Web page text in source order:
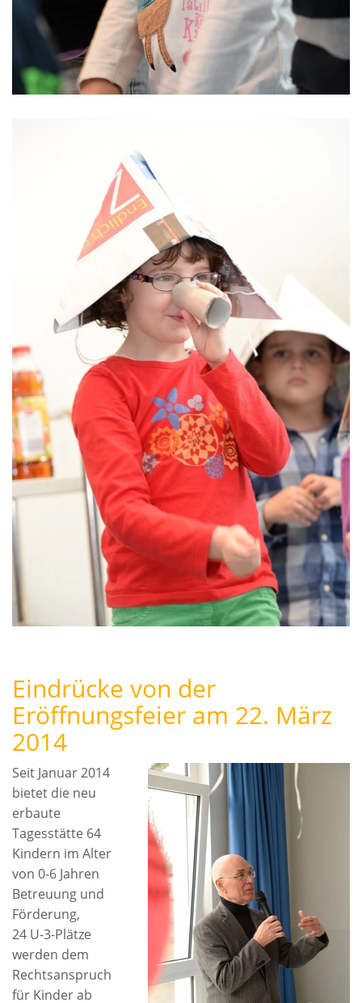
Eindrücke von der
Eröffnungsfeier am 22. März
2014
Seit Januar 2014
bietet die neu
erbaute
Tagesstätte 64
Kindern im Alter
von 0-6 Jahren
Betreuung und
Förderung,
24 U-3-Plätze
werden dem
Rechtsanspruch
für Kinder ab